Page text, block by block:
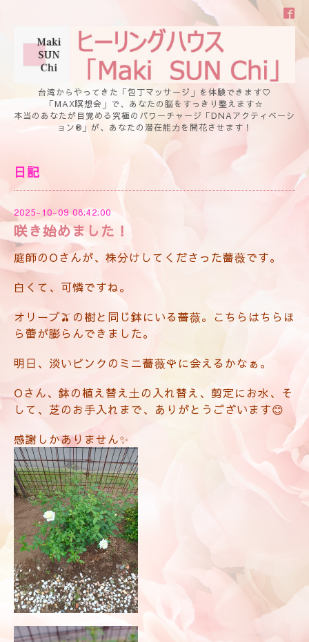
台湾からやってきた「包丁マッサージ」を体験できます♡
「MAX瞑想会」で、あなたの脳をすっきり整えます☆
本当のあなたが目覚める究極のパワーチャージ「DNAアクティベーシ
ョン®」が、あなたの潜在能力を開花させます！
日記
2025-10-09 08:42:00
咲き始めました！
庭師のOさんが、株分けしてくださった薔薇です。
白くて、可憐ですね。
オリーブ🫒の樹と同じ鉢にいる薔薇。こちらはちらほ
ら蕾が膨らんできました。
明日、淡いピンクのミニ薔薇🌹に会えるかなぁ。
Oさん、鉢の植え替え土の入れ替え、剪定にお水、そ
して、芝のお手入れまで、ありがとうございます😊
感謝しかありません✨